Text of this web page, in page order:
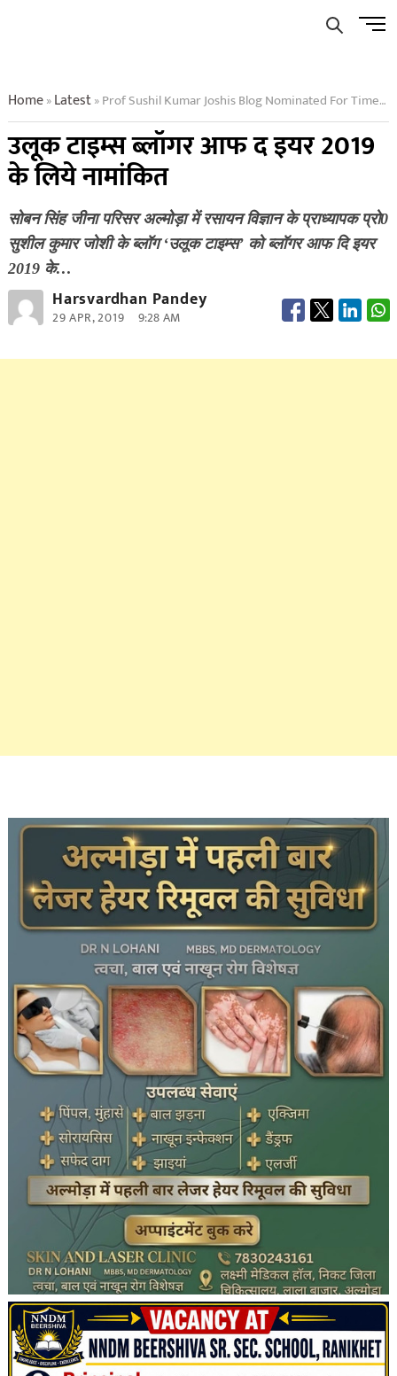
Menu
Home»Latest»Prof Sushil Kumar Joshis Blog Nominated For Times Blogger Of The Year 2019
उलूक टाइम्स ब्लॉगर आफ द इयर 2019
के लिये नामांकित
सोबन सिंह जीना परिसर अल्मोड़ा में रसायन विज्ञान के प्राध्यापक प्रो0
सुशील कुमार जोशी के ब्लॉग ‘उलूक टाइम्स’ को ब्लॉगर आफ दि इयर
2019 के…
Harsvardhan Pandey
29 APR, 2019 9:28 AM